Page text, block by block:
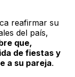
reafirmar su
del país,
que,
de fiestas y
a su pareja.